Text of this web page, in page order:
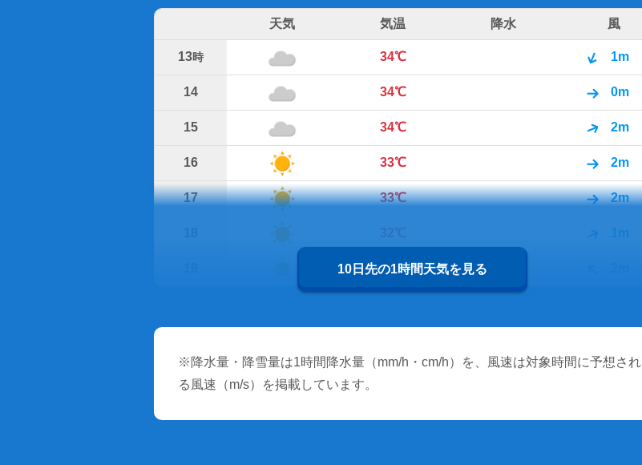
天気 気温 降水 風
13時 34℃ 1m
14 34℃ 0m
15 34℃ 2m
16 33℃ 2m
17 33℃ 2m
1m
31℃
10日先の1時間天気を見る
※降水量・降雪量は1時間降水量（mm/h・cm/h）を、風速は対象時間に予想され
る風速（m/s）を掲載しています。